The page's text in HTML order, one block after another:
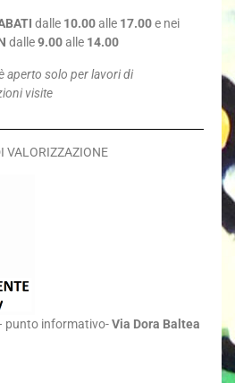
dalle 10.00alle 17.00e nei
dalle9.00alle 14.00
aperto solo per lavori di
visite
VALORIZZAZIONE
punto informativo-Via Dora Baltea